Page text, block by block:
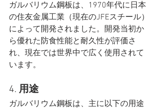
ガルバリウム鋼板は、1970年代に日本
の住友金属工業（現在のJFEスチール）
によって開発されました。開発当初か
ら優れた防食性能と耐久性が評価さ
れ、現在では世界中で広く使用されて
います。
4. 用途
ガルバリウム鋼板は、主に以下の用途